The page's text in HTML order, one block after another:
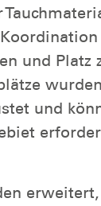
und Platz
und